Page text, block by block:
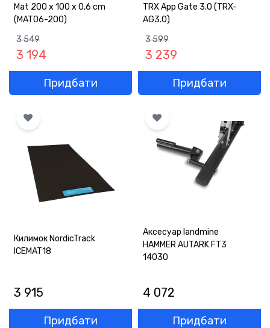
Mat 200 x 100 x 0,6 cm
(MAT06-200)
3 549
3 194
Придбати
TRX App Gate 3.0 (TRX-
AG3.0)
3 599
3 239
Придбати
Килимок NordicTrack
ICEMAT18
3 915
Придбати
Аксесуар landmine
HAMMER AUTARK FT3
14030
4 072
Придбати